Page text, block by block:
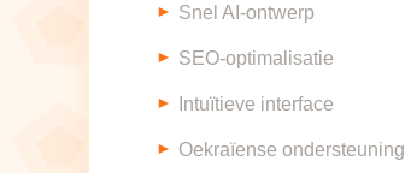
Snel AI-ontwerp
SEO-optimalisatie
Intuïtieve interface
Oekraïense ondersteuning